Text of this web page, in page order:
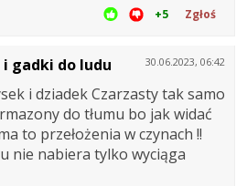
+5 Zgłoś
30.06.2023, 06:42
gadki do ludu
i dziadek Czarzasty tak samo
do tłumu bo jak widać
to przełożenia w czynach !!
nie nabiera tylko wyciąga